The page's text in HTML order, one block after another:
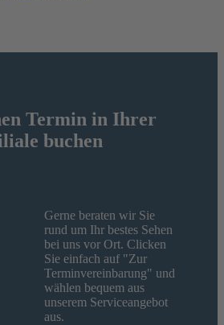
Termin in Ihrer
buchen
Gerne beraten wir Sie
rund um Ihr bestes Sehen
bei uns vor Ort. Clicken
Sie einfach auf "Zur
Terminvereinbarung" und
wählen bequem aus
unserem Serviceangebot
aus.